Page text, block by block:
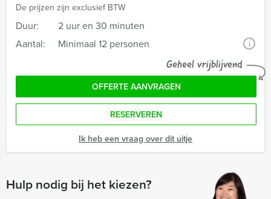
De prijzen zijn exclusief BTW
Duur:
2 uur en 30 minuten
Aantal:
Minimaal 12 personen i
Geheel vrijblijvend
OFFERTE AANVRAGEN
RESERVEREN
Ik heb een vraag over dit uitje
Hulp nodig bij het kiezen?